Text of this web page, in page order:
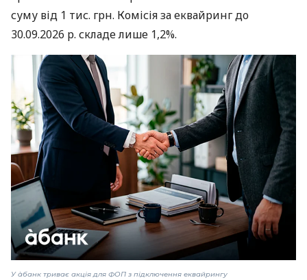
суму від 1 тис. грн. Комісія за еквайринг до
30.09.2026 р. складе лише 1,2%.
У àбанк триває акція для ФОП з підключення еквайрингу